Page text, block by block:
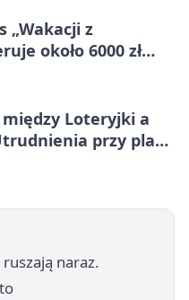
„Wakacji z
około 6000 zł
Loteryjki a
przy placu
naraz.